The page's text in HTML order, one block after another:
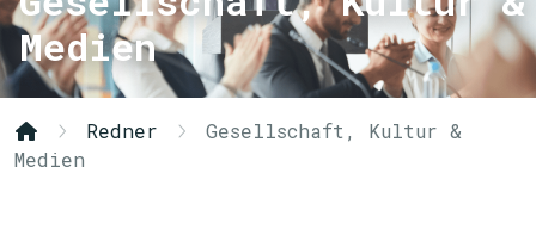
Medien
Redner
Gesellschaft, Kultur &
Medien